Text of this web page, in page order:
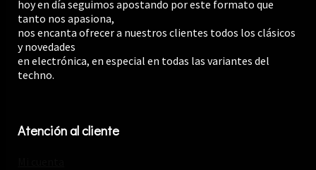
hoy en día seguimos apostando por este formato que
tanto nos apasiona,
nos encanta ofrecer a nuestros clientes todos los clásicos
y novedades
en electrónica, en especial en todas las variantes del
techno.
Atención al cliente